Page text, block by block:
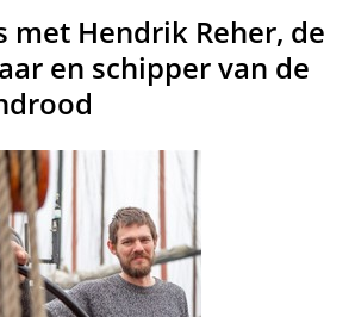
met Hendrik Reher, de
en schipper van de